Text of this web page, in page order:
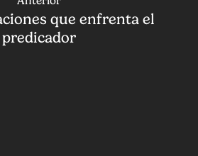
que enfrenta el
predicador